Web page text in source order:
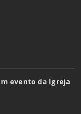
evento da Igreja